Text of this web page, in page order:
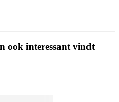
ook interessant vindt